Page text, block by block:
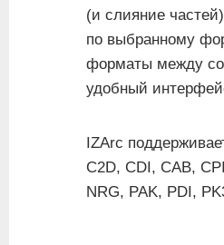
(и слияние
по выбранному
форматы между
удобный
IZArc
C2D, CDI, CAB,
NRG, PAK, PDI,